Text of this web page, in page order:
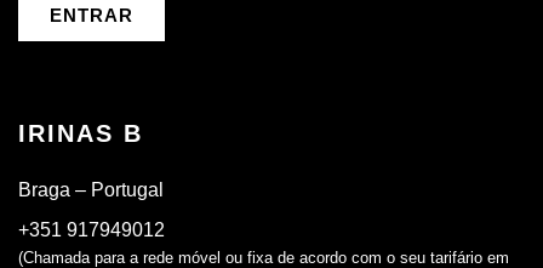
ENTRAR
IRINAS B
Braga – Portugal
+351 917949012
(Chamada para a rede móvel ou fixa de acordo com o seu tarifário em